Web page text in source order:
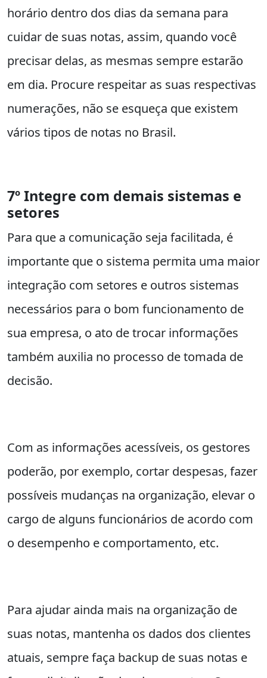
horário dentro dos dias da semana para
cuidar de suas notas, assim, quando você
precisar delas, as mesmas sempre estarão
em dia. Procure respeitar as suas respectivas
numerações, não se esqueça que existem
vários tipos de notas no Brasil.
7º Integre com demais sistemas e
setores
Para que a comunicação seja facilitada, é
importante que o sistema permita uma maior
integração com setores e outros sistemas
necessários para o bom funcionamento de
sua empresa, o ato de trocar informações
também auxilia no processo de tomada de
decisão.
Com as informações acessíveis, os gestores
poderão, por exemplo, cortar despesas, fazer
possíveis mudanças na organização, elevar o
cargo de alguns funcionários de acordo com
o desempenho e comportamento, etc.
Para ajudar ainda mais na organização de
suas notas, mantenha os dados dos clientes
atuais, sempre faça backup de suas notas e